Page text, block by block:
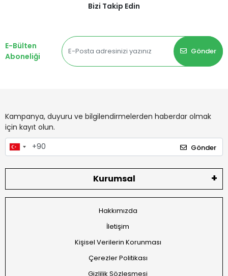
Bizi Takip Edin
E-Bülten
Aboneliği
Gönder
Kampanya, duyuru ve bilgilendirmelerden haberdar olmak
için kayıt olun.
Gönder
Kurumsal
Hakkımızda
İletişim
Kişisel Verilerin Korunması
Çerezler Politikası
Gizlilik Sözleşmesi